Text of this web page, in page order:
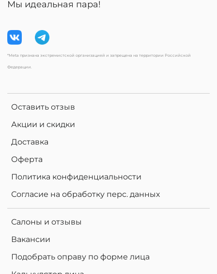
Оставить отзыв
Акции и скидки
Доставка
Оферта
Политика конфиденциальности
Согласие на обработку перс. данных
Салоны и отзывы
Вакансии
Подобрать оправу по форме лица
Мы идеальная пара!
*Meta признана экстремистской организацией и запрещена на территории Российской
Федерации.